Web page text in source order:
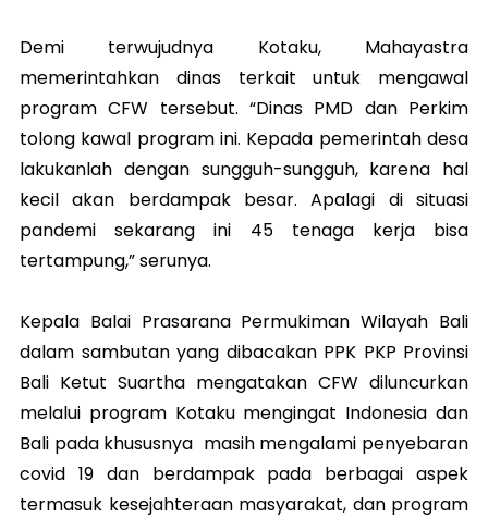
Demi terwujudnya Kotaku, Mahayastra
memerintahkan dinas terkait untuk mengawal
program CFW tersebut. “Dinas PMD dan Perkim
tolong kawal program ini. Kepada pemerintah desa
lakukanlah dengan sungguh-sungguh, karena hal
kecil akan berdampak besar. Apalagi di situasi
pandemi sekarang ini 45 tenaga kerja bisa
tertampung,” serunya.
Kepala Balai Prasarana Permukiman Wilayah Bali
dalam sambutan yang dibacakan PPK PKP Provinsi
Bali Ketut Suartha mengatakan CFW diluncurkan
melalui program Kotaku mengingat Indonesia dan
Bali pada khususnya masih mengalami penyebaran
covid 19 dan berdampak pada berbagai aspek
termasuk kesejahteraan masyarakat, dan program